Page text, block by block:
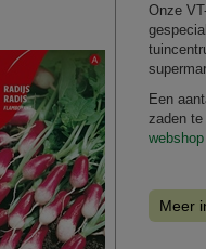
Onze
Een
zaden te
webshop
Meer